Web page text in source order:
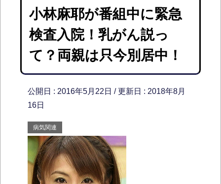
小林麻耶が番組中に緊急
検査入院！乳がん説っ
て？両親は只今別居中！
公開日 : 2016年5月22日 / 更新日 : 2018年8月
16日
病気関連